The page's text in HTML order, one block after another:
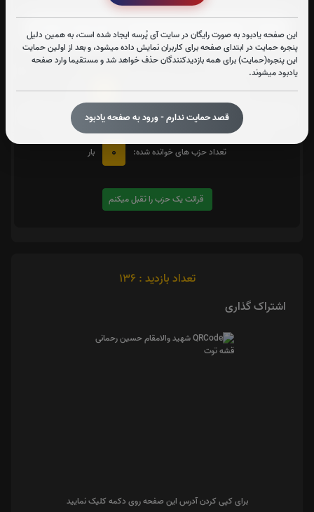
این صفحه یادبود به صورت رایگان در سایت آی پُرسه ایجاد شده است، به همین دلیل
پنجره حمایت در ابتدای صفحه برای کاربران نمایش داده میشود، و بعد از اولین حمایت
این پنجره(حمایت) برای همه بازدیدکنندگان حذف خواهد شد و مستقیما وارد صفحه
یادبود میشوند.
قصد حمایت ندارم - ورود به صفحه یادبود
زیارت شهدا
متن زیارت شهدا
تعداد دفعات ختم کل قرآن: 0 بار
در صورت تمایل با کلیک بر روی دکمه زیر قرائتیک حزبرا تقبل کنید. بعد از کلیک
کردن سامانه شماره و صوت اولین حزب خوانده نشده را نمایش میدهد
تعداد حزب های خوانده شده:
0 بار
قرائت یک حزب را تقبل میکنم
تعداد بازدید : 136
اشتراک گذاری
برای کپی کردن آدرس این صفحه روی دکمه کلیک نمایید